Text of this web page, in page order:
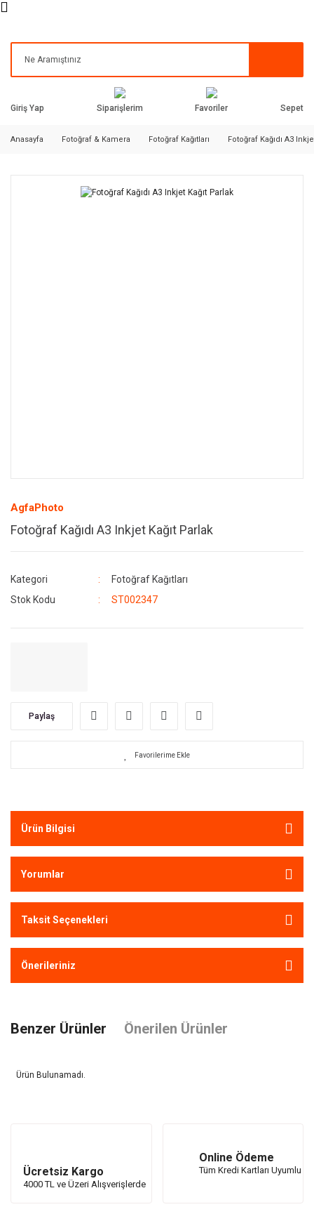
Giriş Yap Siparişlerim Favoriler Sepet
Anasayfa Fotoğraf & Kamera Fotoğraf Kağıtları Fotoğraf Kağıdı A3
AgfaPhoto
Fotoğraf Kağıdı A3 Inkjet Kağıt Parlak
Kategori
Fotoğraf Kağıtları
Stok Kodu
ST002347
Paylaş
Ürün Bilgisi
Yorumlar
Taksit Seçenekleri
Önerileriniz
Benzer Ürünler Önerilen Ürünler
Ürün Bulunamadı.
Ücretsiz Kargo
4000 TL ve Üzeri Alışverişlerde
Online Ödeme
Tüm Kredi Kartları Uyumlu